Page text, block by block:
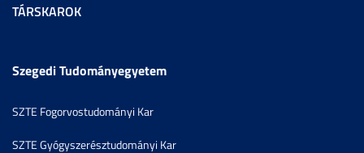
TÁRSKAROK
Szegedi Tudományegyetem
SZTE Fogorvostudományi Kar
SZTE Gyógyszerésztudományi Kar